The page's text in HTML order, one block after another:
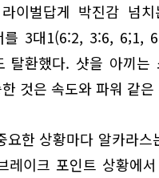
이벌답게 박진감 넘
를 3대1(6:2, 3:6, 6;1,
탈환했다. 샷을 아끼는
것은 속도와 파워 같
요한 상황마다 알카라
레이크 포인트 상황에